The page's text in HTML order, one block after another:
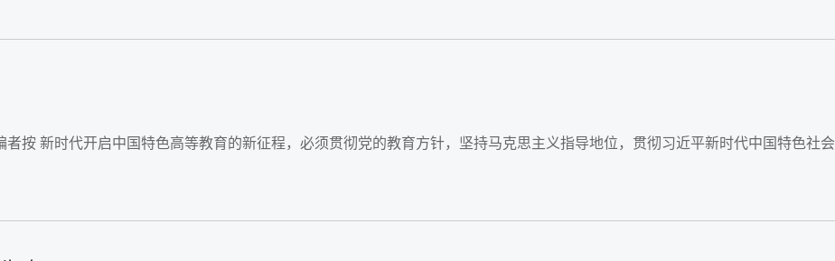
按 新时代开启中国特色高等教育的新征程，必须贯彻党的教育方针，坚持马克思主义指导地位，贯彻习近平新时代中国特色社